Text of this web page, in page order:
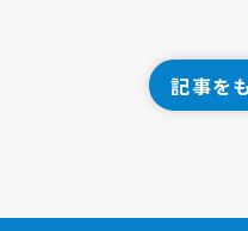
記事を